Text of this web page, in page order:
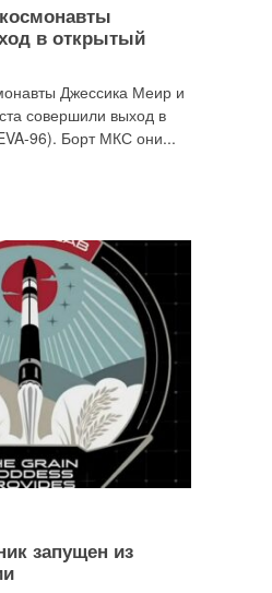
в открытый
Джессика Меир и
совершили выход в
96). Борт МКС они...
запущен из